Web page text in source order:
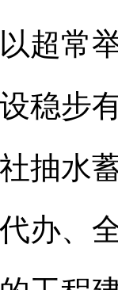
超常
稳步
抽水
办、